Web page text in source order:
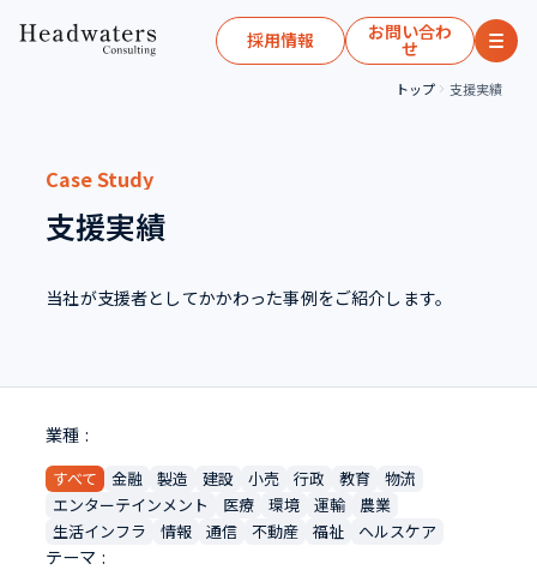
採用情報 お問い合わ
せ
トップ 支援実績
Case Study
支援実績
当社が支援者としてかかわった事例をご紹介します。
業種
すべて 金融 製造 建設 小売 行政 教育
物流
エンターテインメント
医療 環境 運輸
農業
生活インフラ
情報 通信 不動産 福祉 ヘルスケア
テーマ